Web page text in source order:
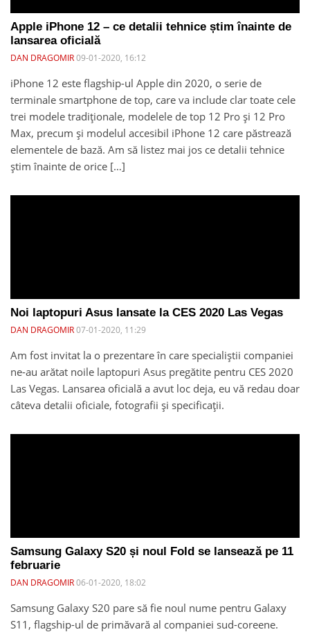
Apple iPhone 12 – ce detalii tehnice știm înainte de
lansarea oficială
DAN DRAGOMIR09-01-2020, 16:12
iPhone 12 este flagship-ul Apple din 2020, o serie de
terminale smartphone de top, care va include clar toate cele
trei modele tradiționale, modelele de top 12 Pro și 12 Pro
Max, precum și modelul accesibil iPhone 12 care păstrează
elementele de bază. Am să listez mai jos ce detalii tehnice
știm înainte de orice […]
Noi laptopuri Asus lansate la CES 2020 Las Vegas
DAN DRAGOMIR07-01-2020, 11:29
Am fost invitat la o prezentare în care specialiștii companiei
ne-au arătat noile laptopuri Asus pregătite pentru CES 2020
Las Vegas. Lansarea oficială a avut loc deja, eu vă redau doar
câteva detalii oficiale, fotografii și specificații.
Samsung Galaxy S20 și noul Fold se lansează pe 11
februarie
DAN DRAGOMIR06-01-2020, 18:02
Samsung Galaxy S20 pare să fie noul nume pentru Galaxy
S11, flagship-ul de primăvară al companiei sud-coreene.